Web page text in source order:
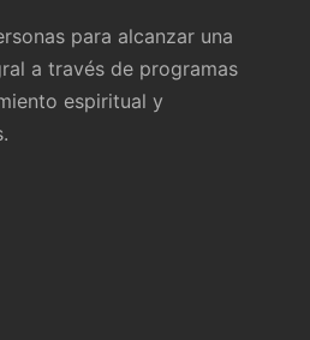
para alcanzar una
a través de programas
espiritual y